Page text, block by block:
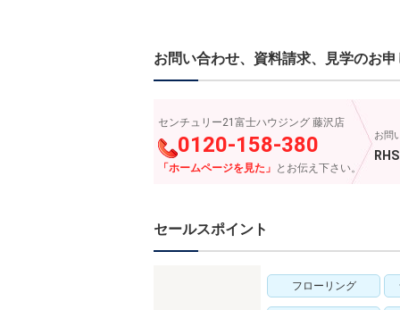
お問い合わせ、資料請求、見学のお
センチュリー21富士ハウジング 藤沢店
0120-158-380
「ホームページを見た」 とお伝え下さい。
お問
セールスポイント
フローリング